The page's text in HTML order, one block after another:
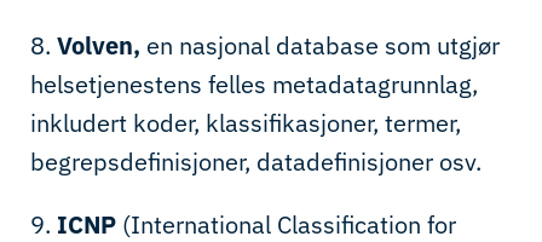
8. Volven, en nasjonal database som utgjør
helsetjenestens felles metadatagrunnlag,
inkludert koder, klassifikasjoner, termer,
begrepsdefinisjoner, datadefinisjoner osv.
9. ICNP (International Classification for